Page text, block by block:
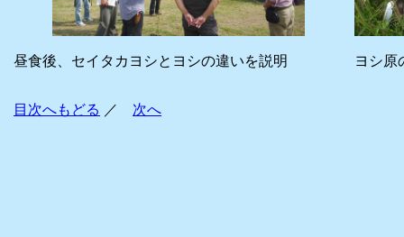
昼食後、セイタカヨシとヨシの違いを説明 ヨシ原
目次へもどる ／ 次へ